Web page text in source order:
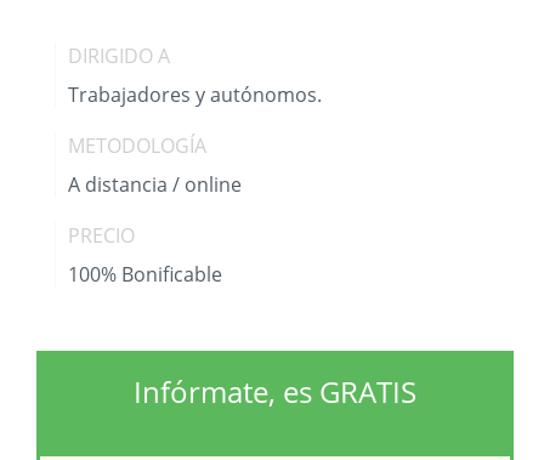
DIRIGIDO A
Trabajadores y autónomos.
METODOLOGÍA
A distancia / online
PRECIO
100% Bonificable
Infórmate, es GRATIS